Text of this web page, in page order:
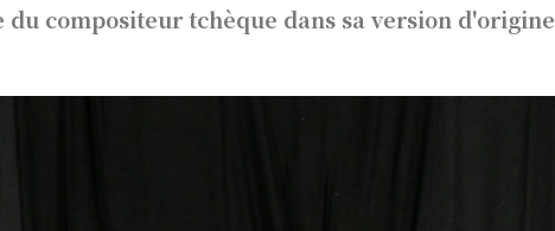
compositeur tchèque dans sa version d'origine